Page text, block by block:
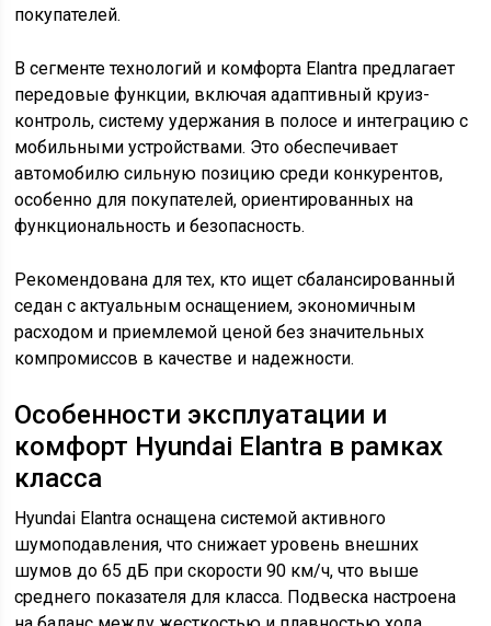
покупателей.
В сегменте технологий и комфорта Elantra предлагает
передовые функции, включая адаптивный круиз-
контроль, систему удержания в полосе и интеграцию с
мобильными устройствами. Это обеспечивает
автомобилю сильную позицию среди конкурентов,
особенно для покупателей, ориентированных на
функциональность и безопасность.
Рекомендована для тех, кто ищет сбалансированный
седан с актуальным оснащением, экономичным
расходом и приемлемой ценой без значительных
компромиссов в качестве и надежности.
Особенности эксплуатации и
комфорт Hyundai Elantra в рамках
класса
Hyundai Elantra оснащена системой активного
шумоподавления, что снижает уровень внешних
шумов до 65 дБ при скорости 90 км/ч, что выше
среднего показателя для класса. Подвеска настроена